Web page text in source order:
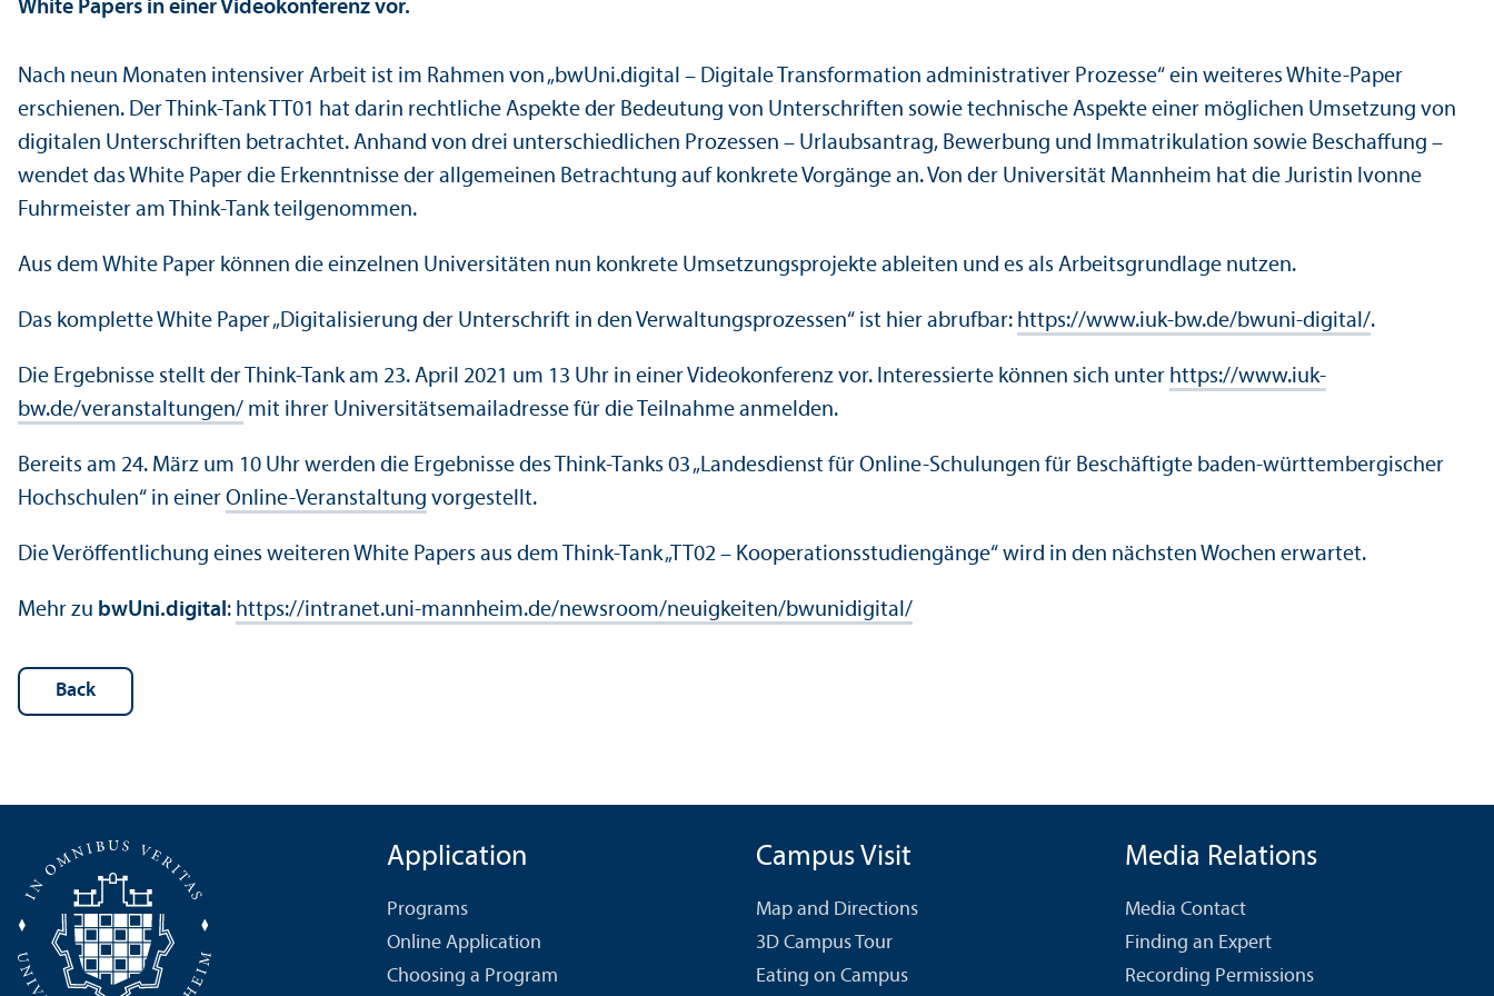
White Papers in einer Videokonferenz vor.
Nach neun Monaten intensiver Arbeit ist im Rahmen von „bwUni.digital – Digitale Transformation administrativer Prozesse“ ein weiteres White-Paper
erschienen. Der Think-Tank TT01 hat darin rechtliche Aspekte der Bedeutung von Unterschriften sowie technische Aspekte einer möglichen Umsetzung von
digitalen Unterschriften betrachtet. Anhand von drei unterschiedlichen Prozessen – Urlaubsantrag, Bewerbung und Immatrikulation sowie Beschaffung –
wendet das White Paper die Erkenntnisse der allgemeinen Betrachtung auf konkrete Vorgänge an. Von der Universität Mannheim hat die Juristin Ivonne
Fuhrmeister am Think-Tank teilgenommen.
Aus dem White Paper können die einzelnen Universitäten nun konkrete Umsetzungsprojekte ableiten und es als Arbeitsgrundlage nutzen.
Das komplette White Paper „Digitalisierung der Unterschrift in den Verwaltungsprozessen“ ist hier abrufbar: https://www.iuk-bw.de/bwuni-digital/.
Die Ergebnisse stellt der Think-Tank am 23. April 2021 um 13 Uhr in einer Videokonferenz vor. Interessierte können sich unter https://www.iuk-
bw.de/veranstaltungen/ mit ihrer Universitätsemailadresse für die Teilnahme anmelden.
Bereits am 24. März um 10 Uhr werden die Ergebnisse des Think-Tanks 03 „Landesdienst für Online-Schulungen für Beschäftigte baden-württembergischer
Hochschulen“ in einer Online-Veranstaltung vorgestellt.
Die Veröffentlichung eines weiteren White Papers aus dem Think-Tank „TT02 – Kooperationsstudiengänge“ wird in den nächsten Wochen erwartet.
Mehr zu bwUni.digital : https://intranet.uni-mannheim.de/newsroom/neuigkeiten/bwunidigital/
Back
Application
Programs
Online Application
Choosing a Program
Campus Visit
Map and Directions
3D Campus Tour
Eating on Campus
Media Relations
Media Contact
Finding an Expert
Recording Permissions